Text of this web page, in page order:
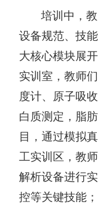
培训中，
设备规范、技
大核心模块展
实训室，教师
度计、原子吸
白质测定，脂
目，通过模拟
工实训区，教
解析设备进行
控等关键技能 ；